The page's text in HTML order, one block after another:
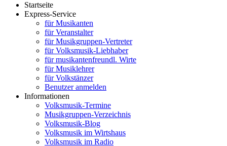
Startseite
Express-Service
für Musikanten
für Veranstalter
für Musikgruppen-Vertreter
für Volksmusik-Liebhaber
für musikantenfreundl. Wirte
für Musiklehrer
für Volkstänzer
Benutzer anmelden
Informationen
Volksmusik-Termine
Musikgruppen-Verzeichnis
Volksmusik-Blog
Volksmusik im Wirtshaus
Volksmusik im Radio